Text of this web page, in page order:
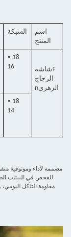
اسم
المنتج
الشبكة
Fشاشة
الزجاج
الزهريn
18 ×
16
18 ×
14
مصممة لأداء وموثوقية
للفحص في البيئات
مقاومة التآكل